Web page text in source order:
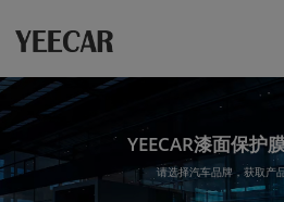
YEECAR漆面保护
请选择汽车品牌，获取产